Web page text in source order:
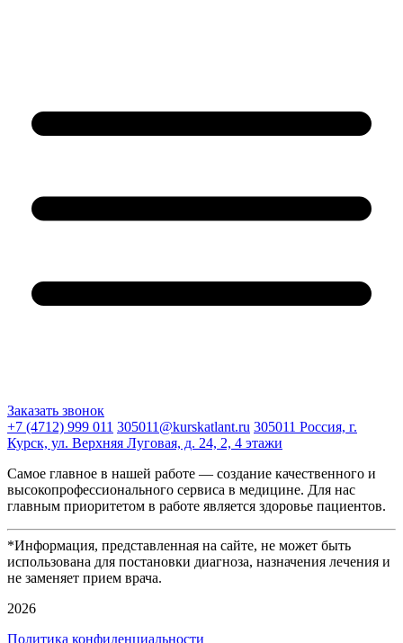
Заказать звонок
+7 (4712) 999 011 305011@kurskatlant.ru 305011 Россия, г.
Курск, ул. Верхняя Луговая, д. 24, 2, 4 этажи
Самое главное в нашей работе — создание качественного и
высокопрофессионального сервиса в медицине. Для нас
главным приоритетом в работе является здоровье пациентов.
*Информация, представленная на сайте, не может быть
использована для постановки диагноза, назначения лечения и
не заменяет прием врача.
2026
Политика конфиденциальности